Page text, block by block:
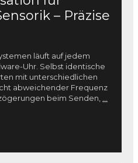
– Präzise
läuft auf jedem
Uhr. Selbst identische
mit unterschiedlichen
abweichender Frequenz
beim Senden,